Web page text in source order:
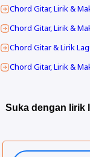
Chord Gitar, Lirik &
Chord Gitar, Lirik &
Chord Gitar & Lirik
Chord Gitar, Lirik &
Suka dengan lirik